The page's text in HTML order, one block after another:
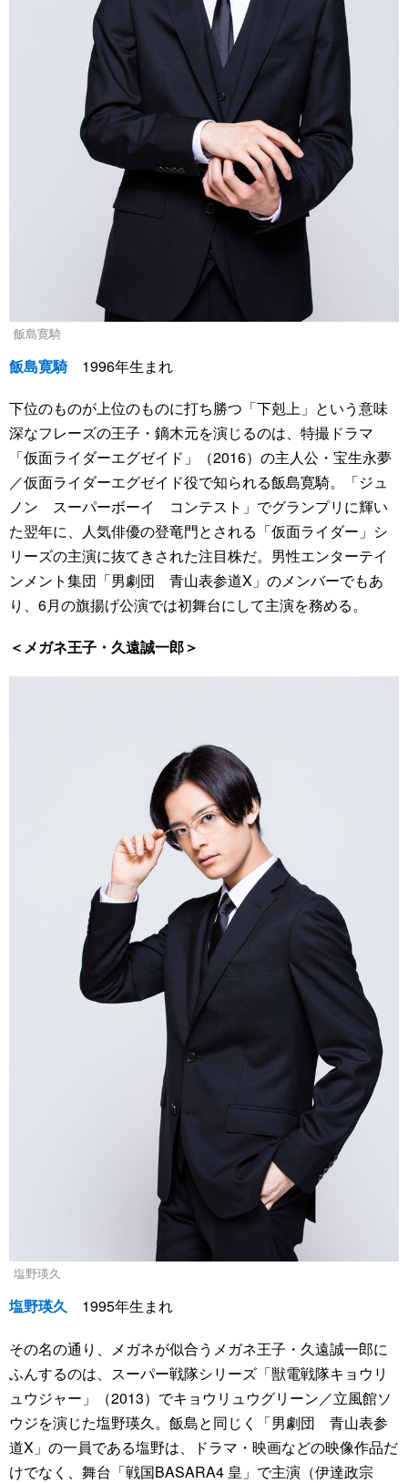
飯島寛騎
飯島寛騎1996年生まれ
下位のものが上位のものに打ち勝つ「下剋上」という意味
深なフレーズの王子・鏑木元を演じるのは、特撮ドラマ
「仮面ライダーエグゼイド」（2016）の主人公・宝生永夢
／仮面ライダーエグゼイド役で知られる飯島寛騎。「ジュ
ノン スーパーボーイ コンテスト」でグランプリに輝い
た翌年に、人気俳優の登竜門とされる「仮面ライダー」シ
リーズの主演に抜てきされた注目株だ。男性エンターテイ
ンメント集団「男劇団 青山表参道X」のメンバーでもあ
り、6月の旗揚げ公演では初舞台にして主演を務める。
＜メガネ王子・久遠誠一郎＞
塩野瑛久
塩野瑛久 1995年生まれ
その名の通り、メガネが似合うメガネ王子・久遠誠一郎に
ふんするのは、スーパー戦隊シリーズ「獣電戦隊キョウリ
ュウジャー」（2013）でキョウリュウグリーン／立風館ソ
ウジを演じた塩野瑛久。飯島と同じく「男劇団 青山表参
道X」の一員である塩野は、ドラマ・映画などの映像作品だ
けでなく、舞台「戦国BASARA4 皇」で主演（伊達政宗